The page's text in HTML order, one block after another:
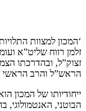
‘המכון למצוות
זלמן רווח שליט”א
זצוק”ל, ובהדרכתו
הראש”ל והרב הראשי
ייחודיותו של המכון
הבוטני,